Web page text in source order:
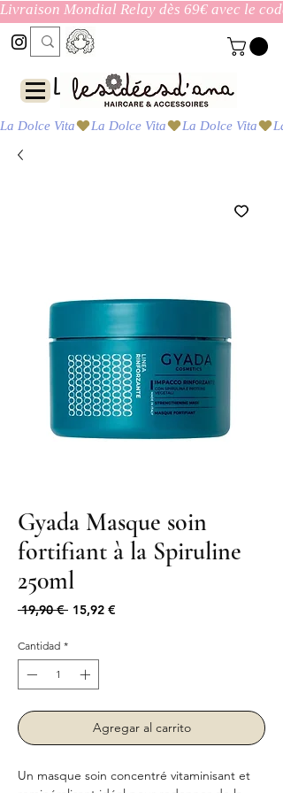
Livraison Mondial Relay dès 69€ avec le
Las ideas de Ana
La Dolce Vita
Gyada Masque soin
fortifiant à la Spiruline
250ml
19,90 € Precio
15,92 €
Cantidad *
Agregar al carrito
Un masque soin concentré vitaminisant et